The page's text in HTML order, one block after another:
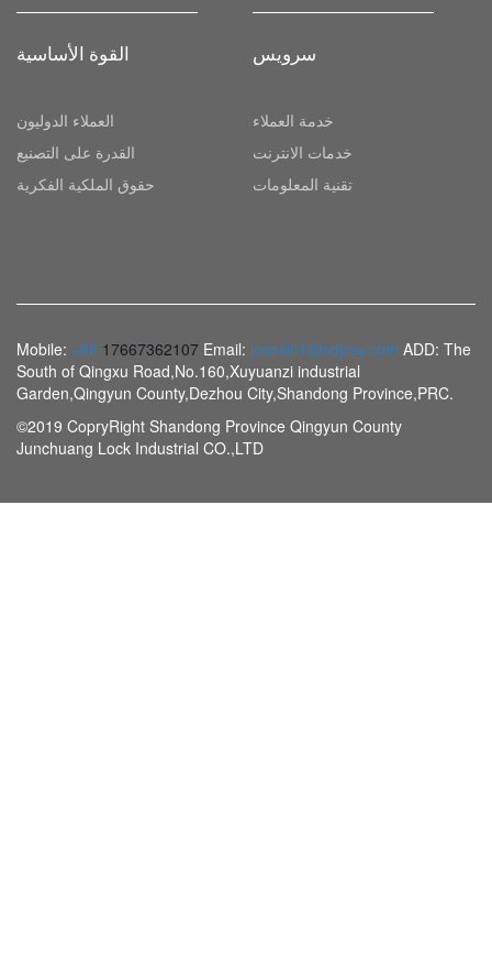
القوة الأساسية
العملاء الدوليون
القدرة على التصنيع
حقوق الملكية الفكرية
سرویس
خدمة العملاء
خدمات الانترنت
تقنية المعلومات
Mobile: +86 17667362107 Email: jcseal01@sdjcsy.com ADD: The
South of Qingxu Road,No.160,Xuyuanzi industrial
Garden,Qingyun County,Dezhou City,Shandong Province,PRC.
©2019 CopryRight Shandong Province Qingyun County
Junchuang Lock Industrial CO.,LTD